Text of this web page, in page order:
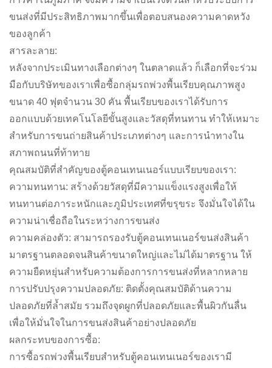
ขนส่งที่มีประสิทธิภาพมากขึ้นเพื่อตอบสนองความคาดหวัง
ของลูกค้า
สารละลาย:
หลังจากประเมินทางเลือกต่างๆ ในตลาดแล้ว ก็เลือกที่จะร่วม
มือกับบริษัทของเราเพื่อซื้อกลุ่มรถพ่วงพื้นเรียบคุณภาพสูง
ขนาด 40 ฟุตจำนวน 30 คัน พื้นเรียบของเราได้รับการ
ออกแบบด้วยเทคโนโลยีขั้นสูงและวัสดุที่ทนทาน ทำให้เหมาะ
สำหรับการขนถ่ายสินค้าประเภทต่างๆ และการนำทางใน
สภาพถนนที่ท้าทาย
คุณสมบัติที่สำคัญของตู้คอนเทนเนอร์แบบเรียบของเรา:
ความทนทาน: สร้างด้วยวัสดุที่มีความแข็งแรงสูงเพื่อให้
ทนทานต่อภาระหนักและภูมิประเทศที่ขรุขระ จึงมั่นใจได้ใน
ความน่าเชื่อถือในระหว่างการขนส่ง
ความคล่องตัว: สามารถรองรับตู้คอนเทนเนอร์ขนส่งสินค้า
มาตรฐานตลอดจนสินค้าขนาดใหญ่และไม่ได้มาตรฐาน ให้
ความยืดหยุ่นสำหรับความต้องการการขนส่งที่หลากหลาย
การปรับปรุงความปลอดภัย: ติดตั้งคุณสมบัติด้านความ
ปลอดภัยที่ล้ำสมัย รวมถึงจุดผูกที่ปลอดภัยและพื้นผิวกันลื่น
เพื่อให้มั่นใจในการขนส่งสินค้าอย่างปลอดภัย
ผลกระทบของการซื้อ:
การซื้อรถพ่วงพื้นเรียบสำหรับตู้คอนเทนเนอร์ของเรามี